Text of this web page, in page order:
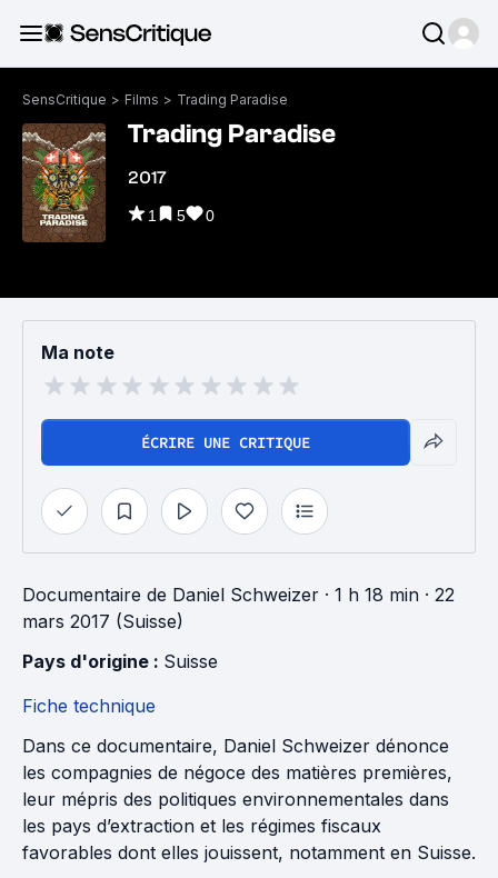
SensCritique > Films > Trading Paradise
Trading Paradise
2017
1 5 0
Ma note
ÉCRIRE UNE CRITIQUE
Documentaire de Daniel Schweizer · 1 h 18 min · 22
mars 2017 (Suisse)
Pays d'origine : Suisse
Fiche technique
Dans ce documentaire, Daniel Schweizer dénonce
les compagnies de négoce des matières premières,
leur mépris des politiques environnementales dans
les pays d’extraction et les régimes fiscaux
favorables dont elles jouissent, notamment en Suisse.